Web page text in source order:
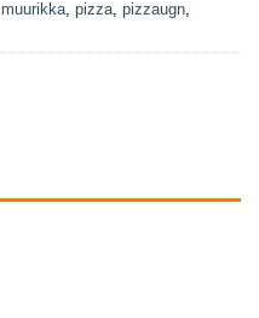
muurikka, pizza, pizzaugn,